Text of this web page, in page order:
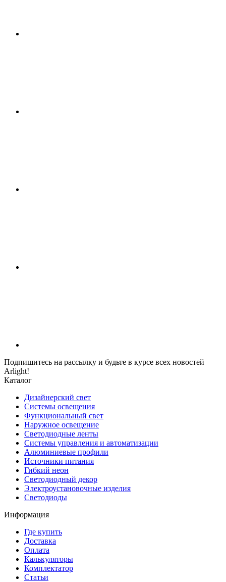
Подпишитесь на рассылку и будьте в курсе всех новостей
Arlight!
Каталог
Дизайнерский свет
Системы освещения
Функциональный свет
Наружное освещение
Светодиодные ленты
Системы управления и автоматизации
Алюминиевые профили
Источники питания
Гибкий неон
Светодиодный декор
Электроустановочные изделия
Светодиоды
Информация
Где купить
Доставка
Оплата
Калькуляторы
Комплектатор
Статьи